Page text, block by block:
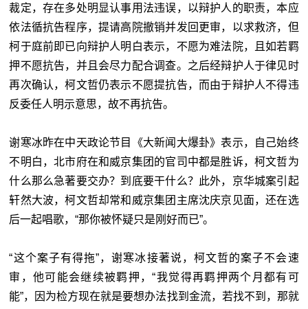
裁定，存在多处明显认事用法违误，以辩护人的职责，本应
依法循抗告程序，提请高院撤销并发回更审，以求救济，但
柯于庭前即已向辩护人明白表示，不愿为难法院，且如若羁
押不愿抗告，并且会尽力配合调查。之后经辩护人于律见时
再次确认，柯文哲仍表示不愿提抗告，而由于辩护人不得违
反委任人明示意思，故不再抗告。
谢寒冰昨在中天政论节目《大新闻大爆卦》表示，自己始终
不明白，北市府在和威京集团的官司中都是胜诉，柯文哲为
什么那么急著要交办？到底要干什么？此外，京华城案引起
轩然大波，柯文哲却常和威京集团主席沈庆京见面，还在选
后一起唱歌，“那你被怀疑只是刚好而已”。
“这个案子有得拖”，谢寒冰接著说，柯文哲的案子不会速
审，他可能会继续被羁押，“我觉得再羁押两个月都有可
能”，因为检方现在就是要想办法找到金流，若找不到，那就